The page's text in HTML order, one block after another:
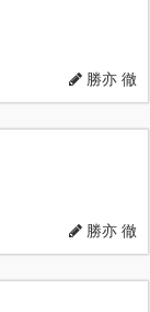
勝亦 徹
勝亦 徹